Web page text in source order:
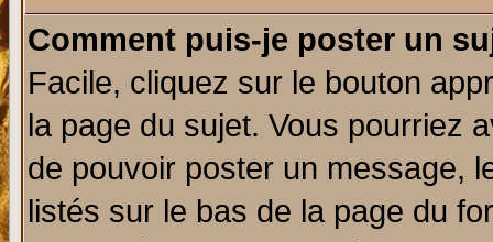
Comment puis-je poster un
Facile, cliquez sur le bouton
la page du sujet. Vous pourriez
de pouvoir poster un message,
listés sur le bas de la page du